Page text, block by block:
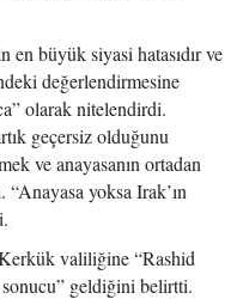
en büyük siyasi hatasıdır ve
değerlendirmesine
olarak nitelendirdi.
geçersiz olduğunu
ve anayasanın ortadan
yoksa Irak’ın
valiliğine “Rashid
geldiğini belirtti.